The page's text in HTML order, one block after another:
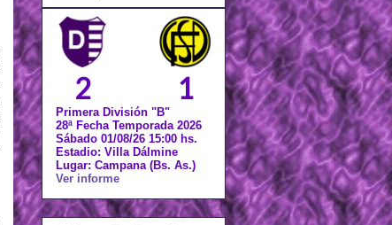
2 1
Primera División "B"
28ª Fecha Temporada 2026
Sábado 01/08/26 15:00 hs.
Estadio: Villa Dálmine
Lugar: Campana (Bs. As.)
Ver informe